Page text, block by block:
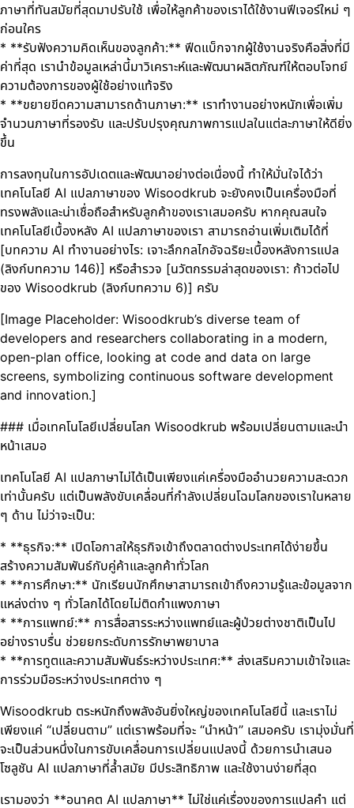
ภาษาที่ทันสมัยที่สุดมาปรับใช้ เพื่อให้ลูกค้าของเราได้ใช้งานฟีเจอร์ใหม่ ๆ
ก่อนใคร
* **รับฟังความคิดเห็นของลูกค้า:** ฟีดแบ็กจากผู้ใช้งานจริงคือสิ่งที่มี
ค่าที่สุด เรานำข้อมูลเหล่านี้มาวิเคราะห์และพัฒนาผลิตภัณฑ์ให้ตอบโจทย์
ความต้องการของผู้ใช้อย่างแท้จริง
* **ขยายขีดความสามารถด้านภาษา:** เราทำงานอย่างหนักเพื่อเพิ่ม
จำนวนภาษาที่รองรับ และปรับปรุงคุณภาพการแปลในแต่ละภาษาให้ดียิ่ง
ขึ้น
การลงทุนในการอัปเดตและพัฒนาอย่างต่อเนื่องนี้ ทำให้มั่นใจได้ว่า
เทคโนโลยี AI แปลภาษาของ Wisoodkrub จะยังคงเป็นเครื่องมือที่
ทรงพลังและน่าเชื่อถือสำหรับลูกค้าของเราเสมอครับ หากคุณสนใจ
เทคโนโลยีเบื้องหลัง AI แปลภาษาของเรา สามารถอ่านเพิ่มเติมได้ที่
[บทความ AI ทำงานอย่างไร: เจาะลึกกลไกอัจฉริยะเบื้องหลังการแปล
(ลิงก์บทความ 146)] หรือสำรวจ [นวัตกรรมล่าสุดของเรา: ก้าวต่อไป
ของ Wisoodkrub (ลิงก์บทความ 6)] ครับ
[Image Placeholder: Wisoodkrub’s diverse team of
developers and researchers collaborating in a modern,
open-plan office, looking at code and data on large
screens, symbolizing continuous software development
and innovation.]
### เมื่อเทคโนโลยีเปลี่ยนโลก Wisoodkrub พร้อมเปลี่ยนตามและนำ
หน้าเสมอ
เทคโนโลยี AI แปลภาษาไม่ได้เป็นเพียงแค่เครื่องมืออำนวยความสะดวก
เท่านั้นครับ แต่เป็นพลังขับเคลื่อนที่กำลังเปลี่ยนโฉมโลกของเราในหลาย
ๆ ด้าน ไม่ว่าจะเป็น:
* **ธุรกิจ:** เปิดโอกาสให้ธุรกิจเข้าถึงตลาดต่างประเทศได้ง่ายขึ้น
สร้างความสัมพันธ์กับคู่ค้าและลูกค้าทั่วโลก
* **การศึกษา:** นักเรียนนักศึกษาสามารถเข้าถึงความรู้และข้อมูลจาก
แหล่งต่าง ๆ ทั่วโลกได้โดยไม่ติดกำแพงภาษา
* **การแพทย์:** การสื่อสารระหว่างแพทย์และผู้ป่วยต่างชาติเป็นไป
อย่างราบรื่น ช่วยยกระดับการรักษาพยาบาล
* **การทูตและความสัมพันธ์ระหว่างประเทศ:** ส่งเสริมความเข้าใจและ
การร่วมมือระหว่างประเทศต่าง ๆ
Wisoodkrub ตระหนักถึงพลังอันยิ่งใหญ่ของเทคโนโลยีนี้ และเราไม่
เพียงแค่ “เปลี่ยนตาม” แต่เราพร้อมที่จะ “นำหน้า” เสมอครับ เรามุ่งมั่นที่
จะเป็นส่วนหนึ่งในการขับเคลื่อนการเปลี่ยนแปลงนี้ ด้วยการนำเสนอ
โซลูชัน AI แปลภาษาที่ล้ำสมัย มีประสิทธิภาพ และใช้งานง่ายที่สุด
เรามองว่า **อนาคต AI แปลภาษา** ไม่ใช่แค่เรื่องของการแปลคำ แต่